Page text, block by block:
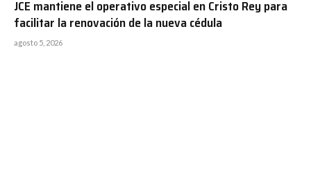
JCE mantiene el operativo especial en Cristo Rey para
facilitar la renovación de la nueva cédula
agosto 5, 2026